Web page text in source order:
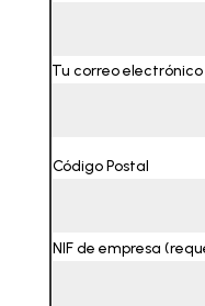
Tu correo
Código Postal
NIF de empresa